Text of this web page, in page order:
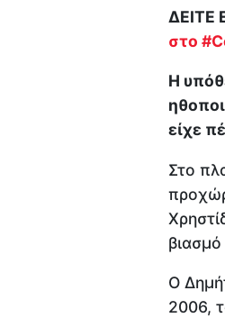
ΔΕΙΤΕ
στο
Η
είχε
Στο
Ο
2006,